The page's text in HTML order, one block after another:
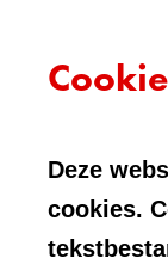
Deze
cookies.